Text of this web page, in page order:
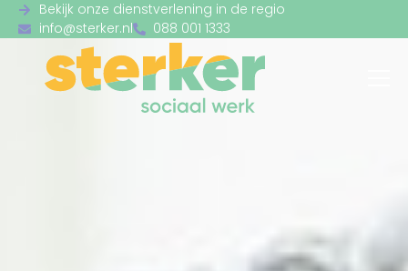
Bekijk onze dienstverlening in de regio
info@sterker.nl
088 001 1333